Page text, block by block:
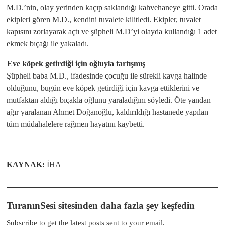
M.D.’nin, olay yerinden kaçıp saklandığı kahvehaneye gitti. Orada
ekipleri gören M.D., kendini tuvalete kilitledi. Ekipler, tuvalet
kapısını zorlayarak açtı ve şüpheli M.D’yi olayda kullandığı 1 adet
ekmek bıçağı ile yakaladı.
Eve köpek getirdiği için oğluyla tartışmış
Şüpheli baba M.D., ifadesinde çocuğu ile sürekli kavga halinde
olduğunu, bugün eve köpek getirdiği için kavga ettiklerini ve
mutfaktan aldığı bıçakla oğlunu yaraladığını söyledi. Öte yandan
ağır yaralanan Ahmet Doğanoğlu, kaldırıldığı hastanede yapılan
tüm müdahalelere rağmen hayatını kaybetti.
KAYNAK: İHA
TuranınSesi sitesinden daha fazla şey keşfedin
Subscribe to get the latest posts sent to your email.